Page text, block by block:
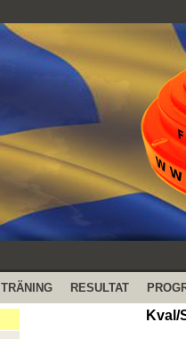
TRÄNING RESULTAT
Kval/